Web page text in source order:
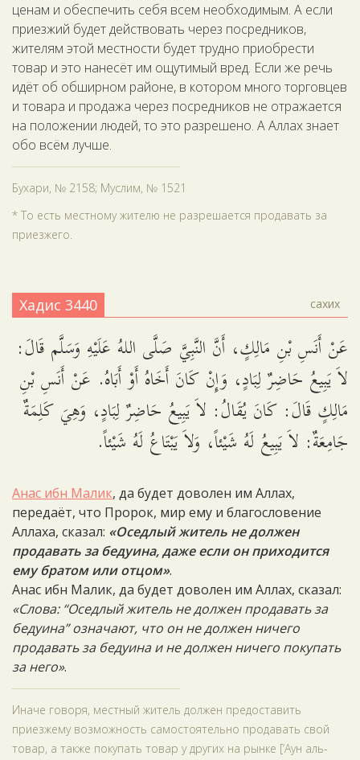
ценам и обеспечить себя всем необходимым. А если
приезжий будет действовать через посредников,
жителям этой местности будет трудно приобрести
товар и это нанесёт им ощутимый вред. Если же речь
идёт об обширном районе, в котором много торговцев
и товара и продажа через посредников не отражается
на положении людей, то это разрешено. А Аллах знает
обо всём лучше.
Бухари, № 2158; Муслим, № 1521
* То есть местному жителю не разрешается продавать за
приезжего.
Хадис 3440 сахих
عَنْ أَنَسِ بْنِ مَالِكٍ، أَنَّ النَّبِيَّ صَلَّى اللهُ عَلَيْهِ وَسَلَّم قَالَ:
لاَ يَبِيعُ حَاضِرٌ لِبَادٍ، وَإِنْ كَانَ أَخَاهُ أَوْ أَبَاهُ. عَنْ أَنَسِ بْنِ
مَالِكٍ قَالَ: كَانَ يُقَالُ: لاَ يَبِيعُ حَاضِرٌ لِبَادٍ، وَهِيَ كَلِمَةٌ
جَامِعَةٌ: لاَ يَبِيعُ لَهُ شَيْئاً، وَلاَ يَبْتَاعُ لَهُ شَيْئاً.
Анас ибн Малик, да будет доволен им Аллах,
передаёт, что Пророк, мир ему и благословение
Аллаха, сказал: «Оседлый житель не должен
продавать за бедуина, даже если он приходится
ему братом или отцом».
Анас ибн Малик, да будет доволен им Аллах, сказал:
«Слова: “Оседлый житель не должен продавать за
бедуина” означают, что он не должен ничего
продавать за бедуина и не должен ничего покупать
за него».
Иначе говоря, местный житель должен предоставить
приезжему возможность самостоятельно продавать свой
товар, а также покупать товар у других на рынке [‘Аун аль-